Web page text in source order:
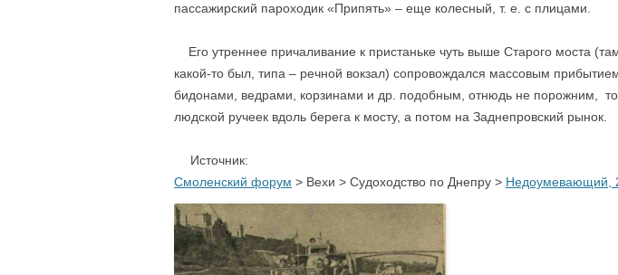
пассажирский пароходик «Припять» – еще колесный, т. е. с плицами.
Его утреннее причаливание к пристаньке чуть выше Старого моста
какой-то был, типа – речной вокзал) сопровождался массовым
бидонами, ведрами, корзинами и др. подобным, отнюдь не порожним,
людской ручеек вдоль берега к мосту, а потом на Заднепровский рынок.
Источник:
Смоленский форум > Вехи > Судоходство по Днепру > Недоумевающий,